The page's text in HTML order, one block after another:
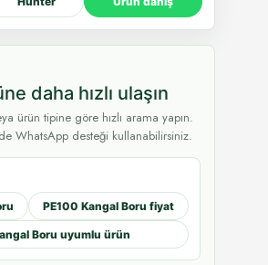
daha hızlı ulaşın
ürün tipine göre hızlı arama yapın.
WhatsApp desteği kullanabilirsiniz.
PE100 Kangal Boru fiyat
Boru uyumlu ürün